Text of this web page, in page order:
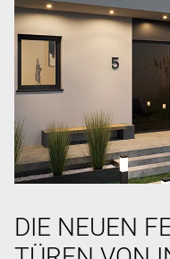
DIE NEUEN